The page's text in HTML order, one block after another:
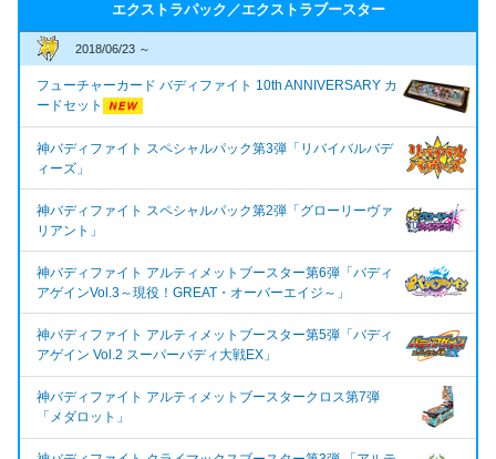
エクストラパック／エクストラブースター
2018/06/23 ～
フューチャーカード バディファイト 10th ANNIVERSARY カ
ードセット
神バディファイト スペシャルパック第3弾「リバイバルバデ
ィーズ」
神バディファイト スペシャルパック第2弾「グローリーヴァ
リアント」
神バディファイト アルティメットブースター第6弾「バディ
アゲインVol.3～現役！GREAT・オーバーエイジ～」
神バディファイト アルティメットブースター第5弾「バディ
アゲイン Vol.2 スーパーバディ大戦EX」
神バディファイト アルティメットブースタークロス第7弾
「メダロット」